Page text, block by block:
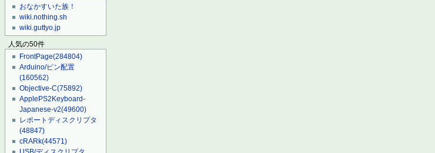
おなかすいた族！
wiki.nothing.sh
wiki.guttyo.jp
人気の50件
FrontPage(284804)
Arduino/ピン配置
(160562)
Objective-C(75892)
ApplePS2Keyboard-
Japanese-v2(49600)
レポートディスクリプタ
(48847)
cRARk(44571)